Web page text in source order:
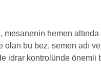
hemen
bu bez, semen adı
idrar kontrolünde önemli